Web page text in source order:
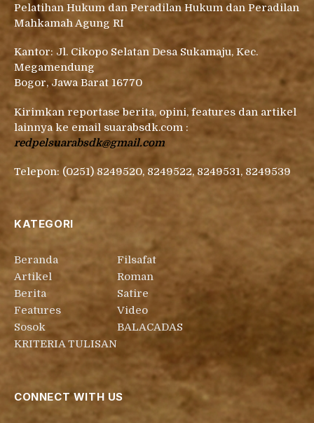
Pelatihan Hukum dan Peradilan Hukum dan Peradilan
Mahkamah Agung RI
Kantor: Jl. Cikopo Selatan Desa Sukamaju, Kec.
Megamendung
Bogor, Jawa Barat 16770
Kirimkan reportase berita, opini, features dan artikel
lainnya ke email suarabsdk.com :
redpelsuarabsdk@gmail.com
Telepon: (0251) 8249520, 8249522, 8249531, 8249539
KATEGORI
Beranda
Artikel
Berita
Features
Sosok
KRITERIA TULISAN
Filsafat
Roman
Satire
Video
BALACADAS
CONNECT WITH US